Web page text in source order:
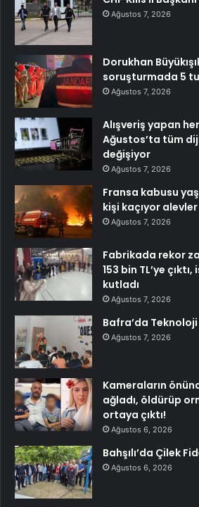
Ağustos 7, 2026
Dorukhan
soruşturmada 5
Ağustos 7, 2026
Alışveriş yapan
Ağustos’ta tüm
değişiyor
Ağustos 7, 2026
Fransa kabusu
kişi kaçıyor
Ağustos 7, 2026
Fabrikada rekor
153 bin TL’ye
kutladı
Ağustos 7, 2026
Bafra’da Teknoloji
Ağustos 7, 2026
Kameraların
ağladı, öldürüp
ortaya çıktı!
Ağustos 6, 2026
Bahşılı’da Çilek
Ağustos 6, 2026